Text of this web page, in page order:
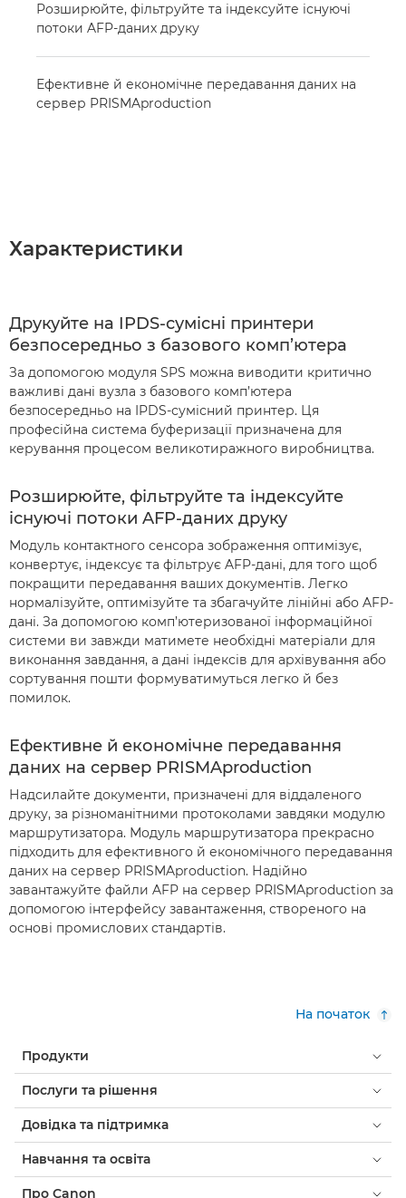
Розширюйте, фільтруйте та індексуйте існуючі
потоки AFP-даних друку
Ефективне й економічне передавання даних на
сервер PRISMAproduction
Характеристики
Друкуйте на IPDS-сумісні принтери
безпосередньо з базового комп’ютера
За допомогою модуля SPS можна виводити критично
важливі дані вузла з базового комп’ютера
безпосередньо на IPDS-сумісний принтер. Ця
професійна система буферизації призначена для
керування процесом великотиражного виробництва.
Розширюйте, фільтруйте та індексуйте
існуючі потоки AFP-даних друку
Модуль контактного сенсора зображення оптимізує,
конвертує, індексує та фільтрує AFP-дані, для того щоб
покращити передавання ваших документів. Легко
нормалізуйте, оптимізуйте та збагачуйте лінійні або AFP-
дані. За допомогою комп’ютеризованої інформаційної
системи ви завжди матимете необхідні матеріали для
виконання завдання, а дані індексів для архівування або
сортування пошти формуватимуться легко й без
помилок.
Ефективне й економічне передавання
даних на сервер PRISMAproduction
Надсилайте документи, призначені для віддаленого
друку, за різноманітними протоколами завдяки модулю
маршрутизатора. Модуль маршрутизатора прекрасно
підходить для ефективного й економічного передавання
даних на сервер PRISMAproduction. Надійно
завантажуйте файли AFP на сервер PRISMAproduction за
допомогою інтерфейсу завантаження, створеного на
основі промислових стандартів.
На початок
Продукти
Послуги та рішення
Довідка та підтримка
Навчання та освіта
Про Canon